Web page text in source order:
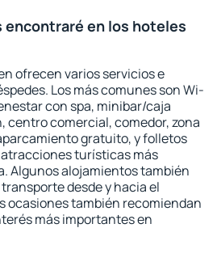
encontraré en los hoteles
ofrecen varios servicios e
Los más comunes son Wi-
con spa, minibar/caja
centro comercial, comedor, zona
gratuito, y folletos
turísticas más
Algunos alojamientos también
desde y hacia el
ocasiones también recomiendan
más importantes en